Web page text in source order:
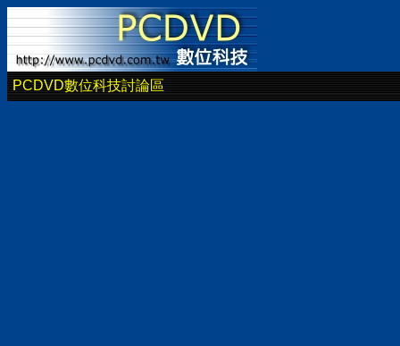
PCDVD數位科技討論區